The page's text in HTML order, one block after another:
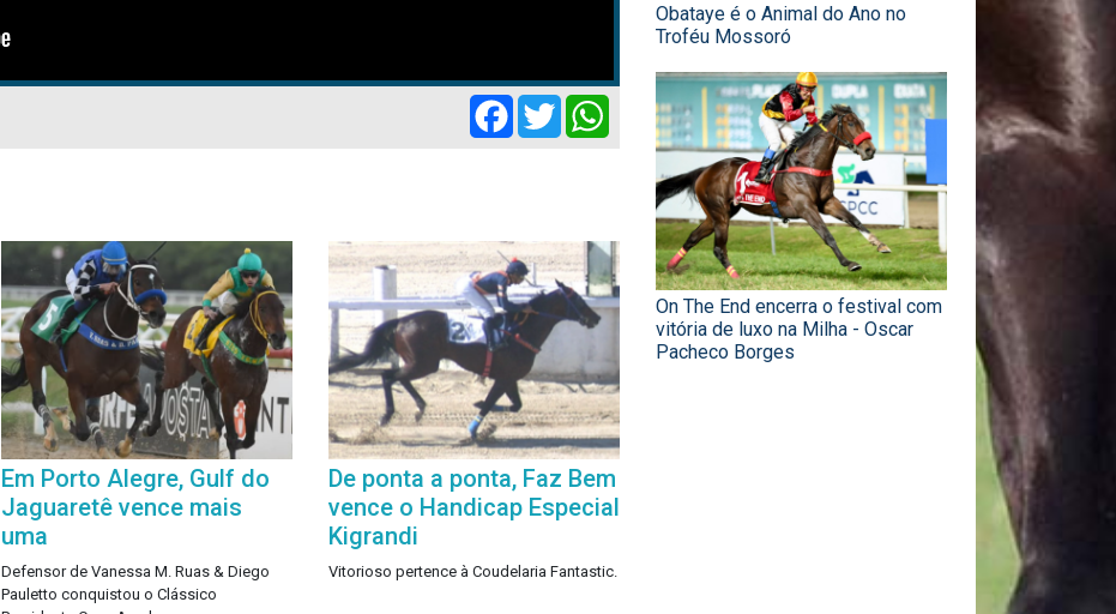
Facebook
Twitter WhatsApp
Em Porto Alegre, Gulf do
Jaguaretê vence mais
uma
Defensor de Vanessa M. Ruas & Diego
Pauletto conquistou o Clássico
De ponta a ponta, Faz Bem
vence o Handicap Especial
Kigrandi
Vitorioso pertence à Coudelaria Fantastic.
Obataye é o Animal do Ano no
Troféu Mossoró
On The End encerra o festival com
vitória de luxo na Milha - Oscar
Pacheco Borges